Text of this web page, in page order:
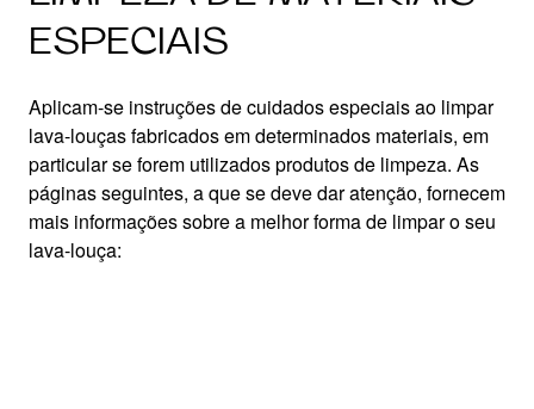
ESPECIAIS
Aplicam-se instruções de cuidados especiais ao limpar
lava-louças fabricados em determinados materiais, em
particular se forem utilizados produtos de limpeza. As
páginas seguintes, a que se deve dar atenção, fornecem
mais informações sobre a melhor forma de limpar o seu
lava-louça: